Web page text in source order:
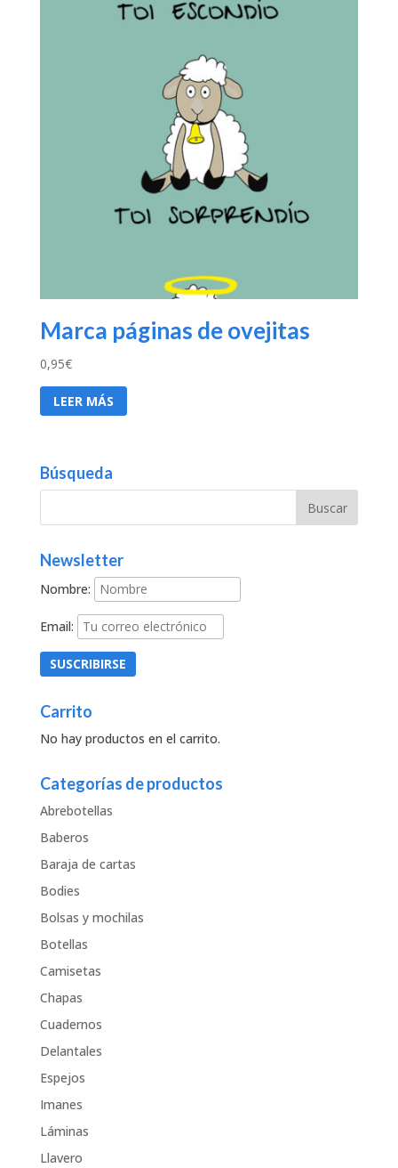
Marca páginas de ovejitas
0,95€
LEER MÁS
Búsqueda
Newsletter
Nombre:
Email:
Carrito
No hay productos en el carrito.
Categorías de productos
Abrebotellas
Baberos
Baraja de cartas
Bodies
Bolsas y mochilas
Botellas
Camisetas
Chapas
Cuadernos
Delantales
Espejos
Imanes
Láminas
Llavero